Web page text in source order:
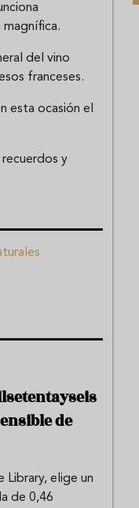
magnífica.
del vino
franceses.
esta ocasión el
y
de
Library, elige un
de 0,46